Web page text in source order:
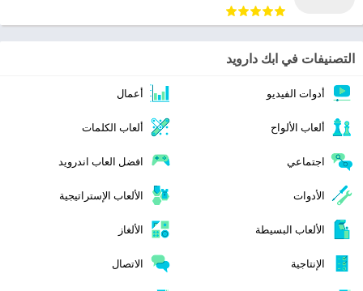
التصنيفات في ابك دارويد
أدوات الفيديو أعمال
ألعاب الألواح ألعاب الكلمات
اجتماعي افضل العاب اندرويد
الأدوات الألعاب الإستراتيجية
الألعاب البسيطة الألغاز
الإنتاجية الاتصال